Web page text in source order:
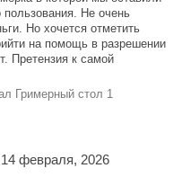
Не очень
Но хочется отметить
на помощь в разрешении
Претензия к самой
Гримерный стол 1
14 февраля, 2026